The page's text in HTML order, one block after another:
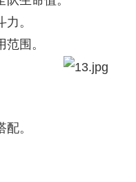
。
围。
。